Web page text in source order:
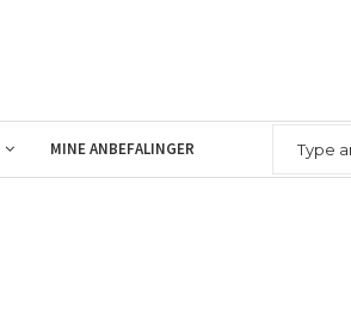
MINE ANBEFALINGER